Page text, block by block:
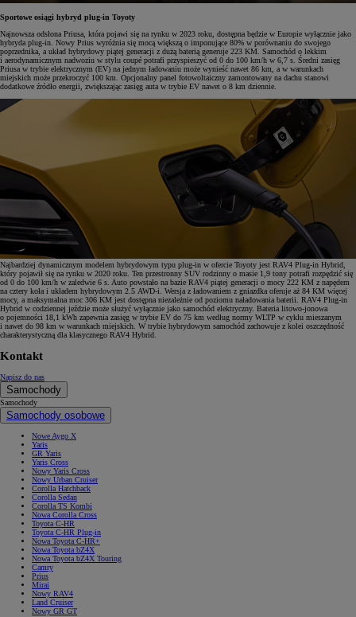
Sportowe osiągi hybryd plug-in Toyoty
Najnowsza odsłona Priusa, która pojawi się na rynku w 2023 roku, dostępna będzie w Europie wyłącznie jako
hybryda plug-in. Nowy Prius wyróżnia się mocą większą o imponujące 80% w porównaniu do swojego
poprzednika, a układ hybrydowy piątej generacji z dużą baterią generuje 223 KM. Samochód o lekkim
i aerodynamicznym nadwoziu w stylu coupé potrafi przyspieszyć od 0 do 100 km/h w 6,7 s. Średni zasięg
Priusa w trybie elektrycznym (EV) na jednym ładowaniu może wynieść nawet 86 km, a w warunkach
miejskich może przekroczyć 100 km. Opcjonalny panel fotowoltaiczny zamontowany na dachu stanowi
dodatkowe źródło energii, zwiększając zasięg auta w trybie EV nawet o 8 km dziennie.
Najbardziej dynamicznym modelem hybrydowym typu plug-in w ofercie Toyoty jest RAV4 Plug-in Hybrid,
który pojawił się na rynku w 2020 roku. Ten przestronny SUV rodzinny o masie 1,9 tony potrafi rozpędzić się
od 0 do 100 km/h w zaledwie 6 s. Auto powstało na bazie RAV4 piątej generacji o mocy 222 KM z napędem
na cztery koła i układem hybrydowym 2.5 AWD-i. Wersja z ładowaniem z gniazdka oferuje aż 84 KM więcej
mocy, a maksymalna moc 306 KM jest dostępna niezależnie od poziomu naładowania baterii. RAV4 Plug-in
Hybrid w codziennej jeździe może służyć wyłącznie jako samochód elektryczny. Bateria litowo-jonowa
o pojemności 18,1 kWh zapewnia zasięg w trybie EV do 75 km według normy WLTP w cyklu mieszanym
i nawet do 98 km w warunkach miejskich. W trybie hybrydowym samochód zachowuje z kolei oszczędność
charakterystyczną dla klasycznego RAV4 Hybrid.
Kontakt
Napisz do nas
Samochody
Samochody
Samochody osobowe
Nowe Aygo X
Yaris
GR Yaris
Yaris Cross
Nowy Yaris Cross
Nowy Urban Cruiser
Corolla Hatchback
Corolla Sedan
Corolla TS Kombi
Nowa Corolla Cross
Toyota C-HR
Toyota C-HR Plug-in
Nowa Toyota C-HR+
Nowa Toyota bZ4X
Nowa Toyota bZ4X Touring
Camry
Prius
Mirai
Nowy RAV4
Land Cruiser
Nowy GR GT